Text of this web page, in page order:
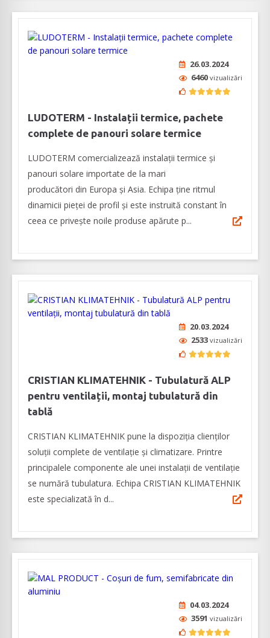
26.03.2024
6460 vizualizări
LUDOTERM - Instalații termice, pachete
complete de panouri solare termice
LUDOTERM comercializează instalații termice și
panouri solare importate de la mari
producători din Europa și Asia. Echipa ține ritmul
dinamicii pieței de profil și este instruită constant în
ceea ce privește noile produse apărute p...
20.03.2024
2533 vizualizări
CRISTIAN KLIMATEHNIK - Tubulatură ALP
pentru ventilații, montaj tubulatură din
tablă
CRISTIAN KLIMATEHNIK pune la dispoziția clienților
soluții complete de ventilație și climatizare. Printre
principalele componente ale unei instalații de ventilație
se numără tubulatura. Echipa CRISTIAN KLIMATEHNIK
este specializată în d...
04.03.2024
3591 vizualizări